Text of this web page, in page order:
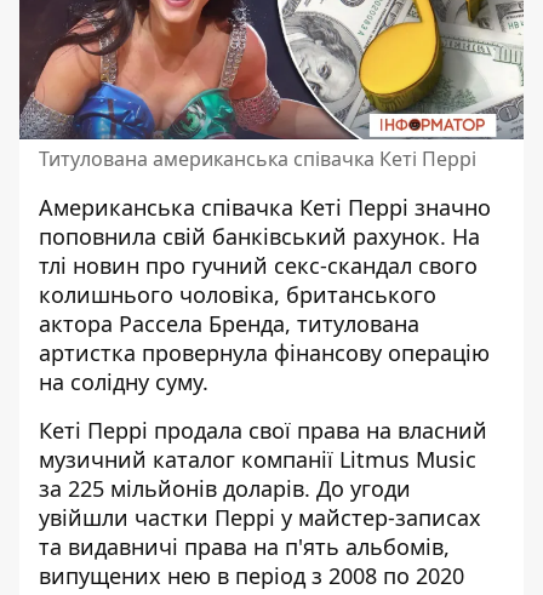
Титулована американська співачка Кеті Перрі
Американська співачка Кеті Перрі значно
поповнила свій банківський рахунок. На
тлі новин про гучний секс-скандал свого
колишнього чоловіка, британського
актора Рассела Бренда, титулована
артистка провернула фінансову операцію
на солідну суму.
Кеті Перрі продала свої права на власний
музичний каталог компанії Litmus Music
за 225 мільйонів доларів. До угоди
увійшли частки Перрі у майстер-записах
та видавничі права на п'ять альбомів,
випущених нею в період з 2008 по 2020